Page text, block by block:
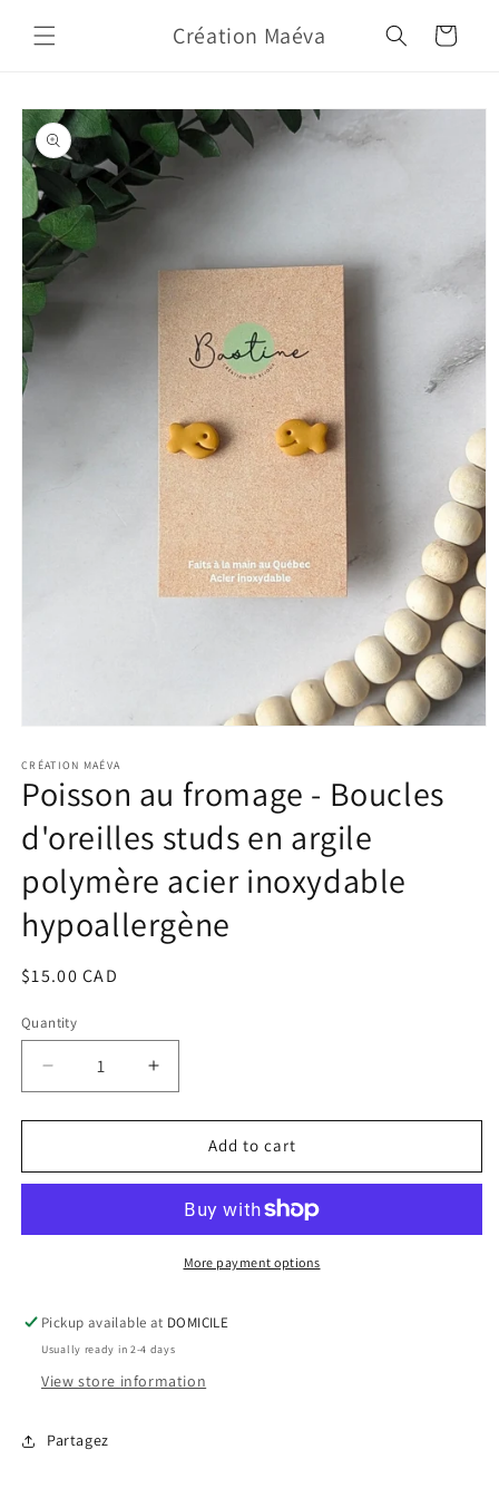
content
Création Maéva Cart
Skip to
product
information
1
in
modal
CRÉATION MAÉVA
Poisson au fromage - Boucles
d'oreilles studs en argile
polymère acier inoxydable
hypoallergène
Regular
$15.00 CAD
Quantity
Decrease
quantity
for
au
Boucles
argile
polymère
acier
Increase
quantity
for
Poisson
au
Boucles
d&#39;oreilles
argile
polymère
acier
Add to cart
More payment options
Pickup available at DOMICILE
Usually ready in 2-4 days
View store information
Partagez